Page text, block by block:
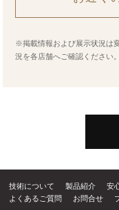
※掲載情報および展示状況は
況を各店舗へご確認ください。
技術について 製品紹介 安
よくあるご質問
お問合せ